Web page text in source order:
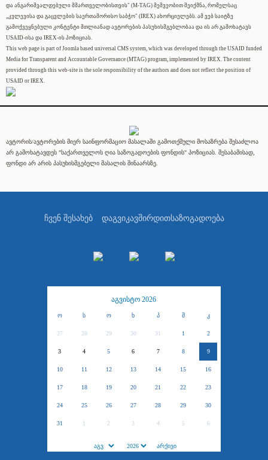
და ანგარიშვალდებული მმართველობისთვის" (M-TAG) მეშვეობით შეიქმნა, რომელსაც
„კვლევისა და გაცვლების საერთაშორისო საბჭო" (IREX) ახორციელებს. ამ ვებ საიტზე
გამოქვეყნებული კონტენტი მთლიანად ავტორების პასუხისმგებლობაა და ის არ გამოხატავს
USAID-ისა და IREX-ის პოზიციას.
This web page is part of Joomla based universal CMS system, which was developed through the USAID funded
Media for Transparent and Accountable Governance (MTAG) program, implemented by IREX. The content
provided through this web-site is the sole responsibility of the authors and does not reflect the position of
USAID or IREX.
ავტორის/ავტორების მიერ საინფორმაციო მასალაში გამოთქმული მოსაზრება შესაძლოა
არ გამოხატავდეს "საქართველოს ღია საზოგადოების ფონდის" პოზიციას. შესაბამისად,
ფონდი არ არის პასუხისმგებელი მასალის შინაარსზე.
ჩვენ შესახებ დაგვიკავშირდითსაზოგადოება
აგვისტო 2026
ო ს ო ხ პ შ კ
27 28 29 30 31 1 2
3 4 5 6 7 8 9
10 11 12 13 14 15 16
17 18 19 20 21 22 23
24 25 26 27 28 29 30
31 1 2 3 4 5 6